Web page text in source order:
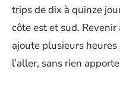
trips de dix à quinze
côte est et sud.
ajoute plusieurs heures
l’aller, sans rien